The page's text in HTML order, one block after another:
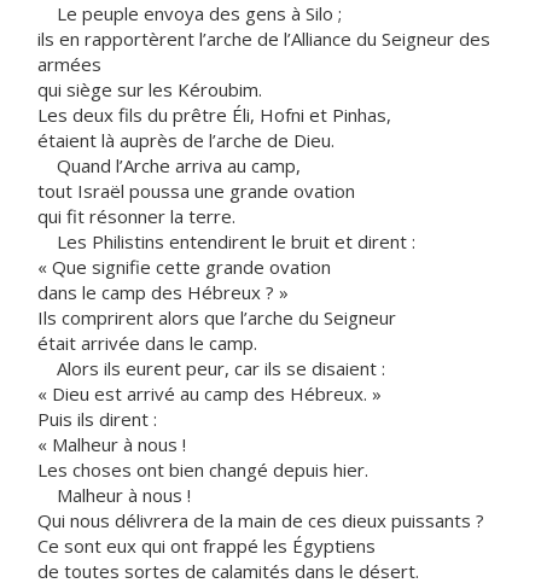
Le peuple envoya des gens à Silo ;
ils en rapportèrent l’arche de l’Alliance du Seigneur des
armées
qui siège sur les Kéroubim.
Les deux fils du prêtre Éli, Hofni et Pinhas,
étaient là auprès de l’arche de Dieu.
Quand l’Arche arriva au camp,
tout Israël poussa une grande ovation
qui fit résonner la terre.
Les Philistins entendirent le bruit et dirent :
« Que signifie cette grande ovation
dans le camp des Hébreux ? »
Ils comprirent alors que l’arche du Seigneur
était arrivée dans le camp.
Alors ils eurent peur, car ils se disaient :
« Dieu est arrivé au camp des Hébreux. »
Puis ils dirent :
« Malheur à nous !
Les choses ont bien changé depuis hier.
Malheur à nous !
Qui nous délivrera de la main de ces dieux puissants ?
Ce sont eux qui ont frappé les Égyptiens
de toutes sortes de calamités dans le désert.